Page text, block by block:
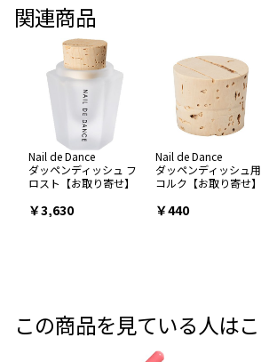
関連商品
Nail de Dance
ダッペンディッシュ フ
ロスト【お取り寄せ】
￥3,630
Nail de Dance
ダッペンディッシュ用
コルク【お取り寄せ】
￥440
この商品を見ている人は